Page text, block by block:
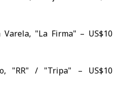
Varela, "La Firma" – US$10
"RR" / "Tripa" – US$10